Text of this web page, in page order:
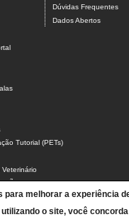
Dúvidas Frequentes
Dados Abertos
Tutorial (PETs)
Veterinário
PREDIAL E AR-CONDICIONADO
DIV BIBLIOTECAS-PROCADI
(CEL campus Uruguaiana)
para melhorar a experiência
o site, você